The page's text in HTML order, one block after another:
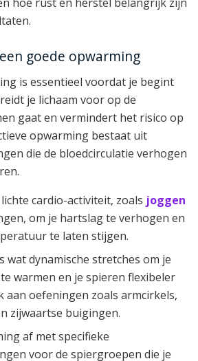
goede opwarming
is essentieel voordat je begint
je lichaam voor op de
gaat en vermindert het risico op
opwarming bestaat uit
die de bloedcirculatie verhogen
cardio-activiteit, zoals joggen
om je hartslag te verhogen en
te laten stijgen.
wat dynamische stretches om je
warmen en je spieren flexibeler
aan oefeningen zoals armcirkels,
zijwaartse buigingen.
af met specifieke
voor de spiergroepen die je